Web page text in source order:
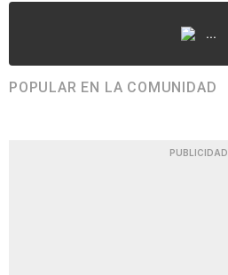
...
POPULAR EN LA COMUNIDAD
PUBLICIDAD